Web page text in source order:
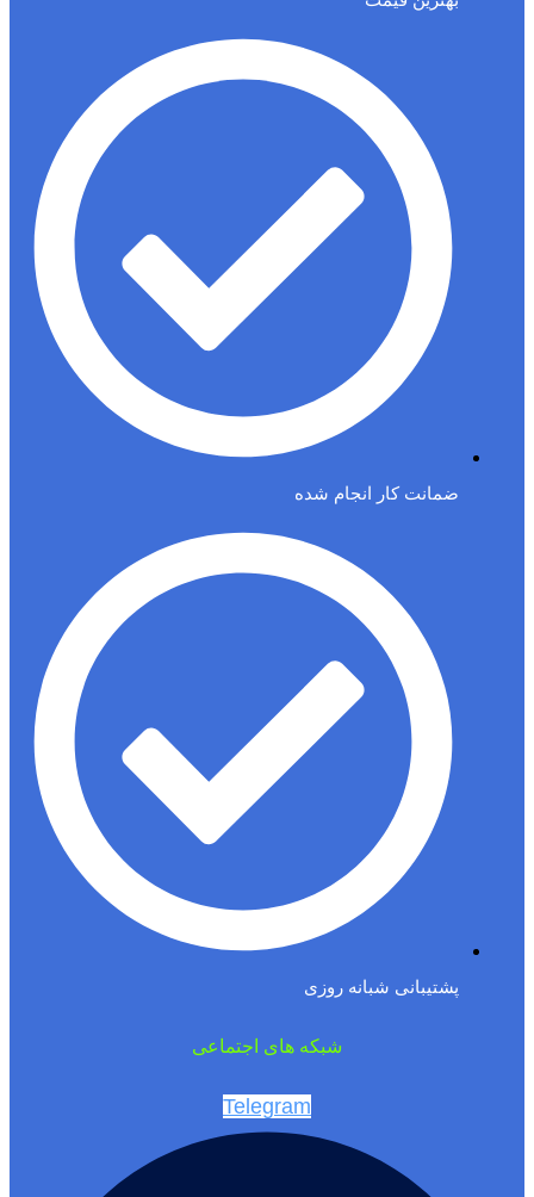
ضمانت کار انجام شده
پشتیبانی شبانه روزی
شبکه های اجتماعی
Telegram